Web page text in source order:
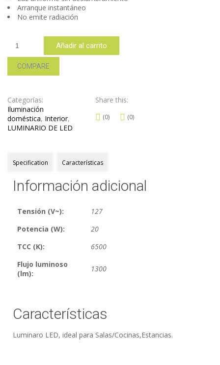
Arranque instantáneo
No emite radiación
cantidad
Añadir al carrito
COMPARE
Categorías:
Iluminación
doméstica, Interior,
LUMINARIO DE LED
Share this:
(0) (0)
Specification Características
Información adicional
Tensión (V~):
127
Potencia (W):
20
TCC (K):
6500
Flujo luminoso
(lm):
1300
Características
Luminaro LED, ideal para Salas/Cocinas,Estancias.